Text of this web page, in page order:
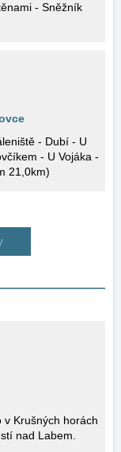
- Sněžník
- Dubí - U
- U Vojáka -
21,0km)
v Krušných horách
nad Labem.